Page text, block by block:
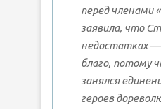
перед членами
заявила, что
недостатках —
благо, потому
занялся
героев